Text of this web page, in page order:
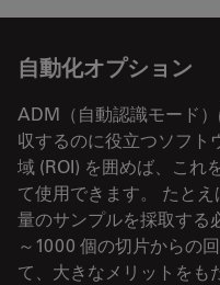
自動化オプション
ADM（自動認識モード
収するのに役立つソフト
域 (ROI) を囲めば、これ
て使用できます。 たと
量のサンプルを採取する
～1000 個の切片からの
て、大きなメリットをも